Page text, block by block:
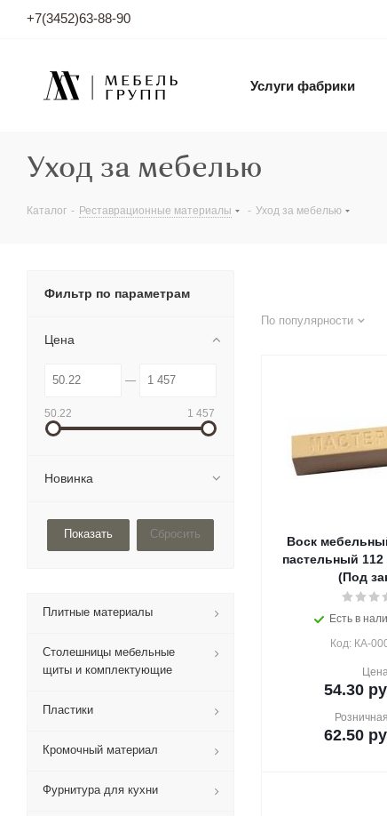
+7(3452)63-88-90
Услуги фабрики
Уход за мебелью
Каталог - Реставрационные материалы - Уход за мебелью
По популярности
Воск
пастельный
(Под
Есть в
Код: КА-
54.30
62.50
Фильтр по параметрам
Цена
50.22 1 457
Новинка
Сбросить
Плитные материалы
Столешницы мебельные
щиты и комплектующие
Пластики
Кромочный материал
Фурнитура для кухни